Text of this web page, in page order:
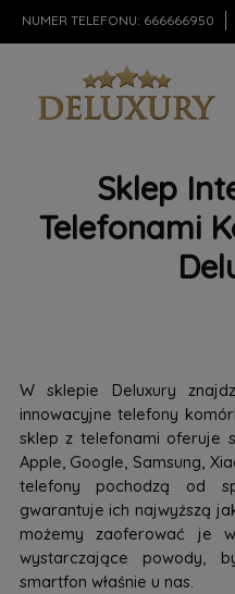
NUMER TELEFONU: 666666950
Sklep
Telefonami
W sklepie Deluxury
innowacyjne telefony
sklep z telefonami oferuje
Apple, Google, Samsung,
telefony pochodzą od
gwarantuje ich najwyższą
możemy zaoferować je
wystarczające powody,
smartfon właśnie u nas.